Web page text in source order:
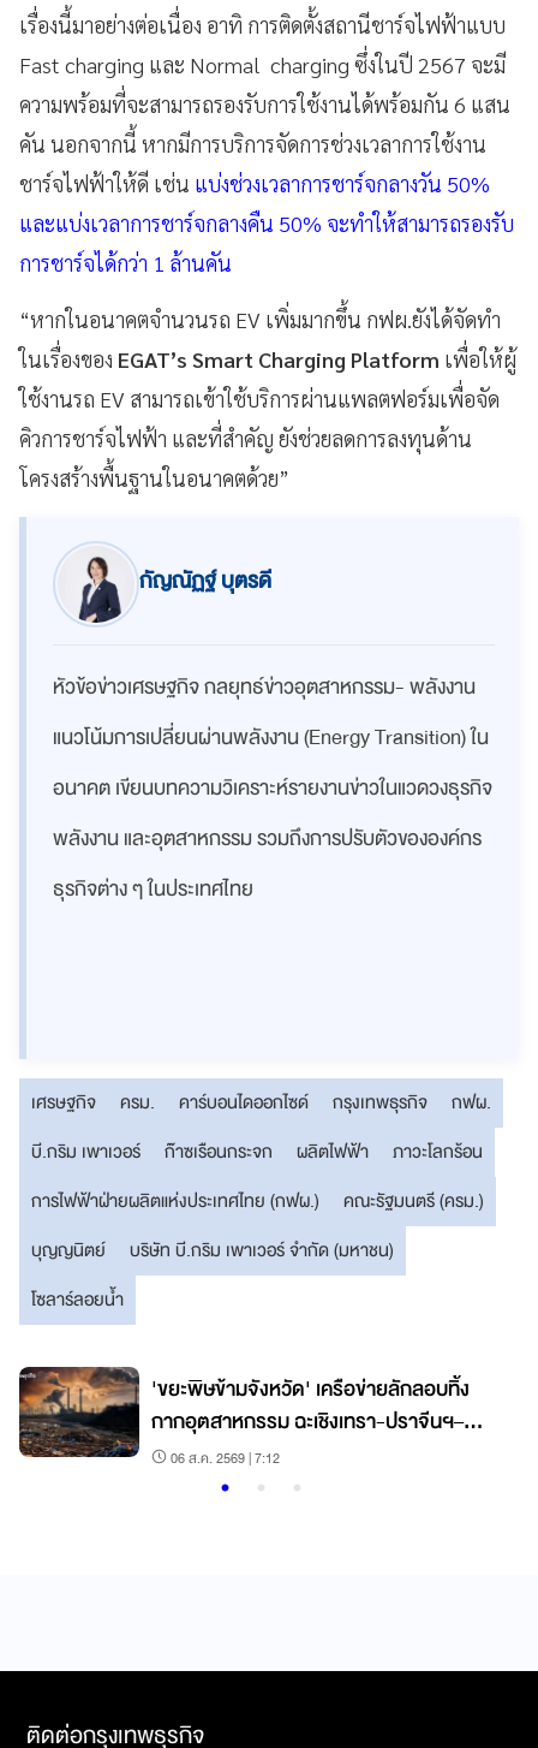
เรื่องนี้มาอย่างต่อเนื่อง อาทิ การติดตั้งสถานีชาร์จไฟฟ้าแบบ
Fast charging และ Normal charging ซึ่งในปี 2567 จะมี
ความพร้อมที่จะสามารถรองรับการใช้งานได้พร้อมกัน 6 แสน
คัน นอกจากนี้ หากมีการบริการจัดการช่วงเวลาการใช้งาน
ชาร์จไฟฟ้าให้ดี เช่น แบ่งช่วงเวลาการชาร์จกลางวัน 50%
และแบ่งเวลาการชาร์จกลางคืน 50% จะทำให้สามารถรองรับ
การชาร์จได้กว่า 1 ล้านคัน
“หากในอนาคตจำนวนรถ EV เพิ่มมากขึ้น กฟผ.ยังได้จัดทำ
ในเรื่องของ EGAT’s Smart Charging Platform เพื่อให้ผู้
ใช้งานรถ EV สามารถเข้าใช้บริการผ่านแพลตฟอร์มเพื่อจัด
คิวการชาร์จไฟฟ้า และที่สำคัญ ยังช่วยลดการลงทุนด้าน
โครงสร้างพื้นฐานในอนาคตด้วย”
กัญณัฏฐ์ บุตรดี
หัวข้อข่าวเศรษฐกิจ กลยุทธ์ข่าวอุตสาหกรรม- พลังงาน
แนวโน้มการเปลี่ยนผ่านพลังงาน (Energy Transition) ใน
อนาคต เขียนบทความวิเคราะห์รายงานข่าวในแวดวงธุรกิจ
พลังงาน และอุตสาหกรรม รวมถึงการปรับตัวขององค์กร
ธุรกิจต่าง ๆ ในประเทศไทย
เศรษฐกิจ ครม. คาร์บอนไดออกไซด์ กรุงเทพธุรกิจ
กฟผ.
บี.กริม เพาเวอร์
ก๊าซเรือนกระจก ผลิตไฟฟ้า
ภาวะโลกร้อน
การไฟฟ้าฝ่ายผลิตแห่งประเทศไทย (กฟผ.)
คณะรัฐมนตรี (ครม.)
บุญญนิตย์
บริษัท บี.กริม เพาเวอร์ จำกัด (มหาชน)
โซลาร์ลอยน้ำ
'ขยะพิษข้ามจังหวัด' เครือข่ายลักลอบทิ้ง
กากอุตสาหกรรม ฉะเชิงเทรา-ปราจีนฯ–
สระแก้ว
06 ส.ค. 2569 | 7:12
ติดต่อกรุงเทพธุรกิจ